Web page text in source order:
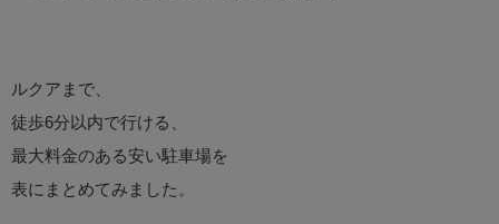
ルクアまで、
徒歩6分以内で行ける、
最大料金のある安い駐車場を
表にまとめてみました。